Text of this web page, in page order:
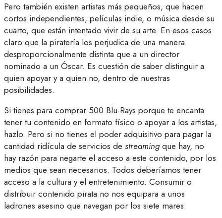
Pero también existen artistas más pequeños, que hacen
cortos independientes, películas indie, o música desde su
cuarto, que están intentado vivir de su arte. En esos casos
claro que la piratería los perjudica de una manera
desproporcionalmente distinta que a un director
nominado a un Óscar. Es cuestión de saber distinguir a
quien apoyar y a quien no, dentro de nuestras
posibilidades.
Si tienes para comprar 500 Blu-Rays porque te encanta
tener tu contenido en formato físico o apoyar a los artistas,
hazlo. Pero si no tienes el poder adquisitivo para pagar la
cantidad ridícula de servicios de streaming que hay, no
hay razón para negarte el acceso a este contenido, por los
medios que sean necesarios. Todos deberíamos tener
acceso a la cultura y el entretenimiento. Consumir o
distribuir contenido pirata no nos equipara a unos
ladrones asesino que navegan por los siete mares.